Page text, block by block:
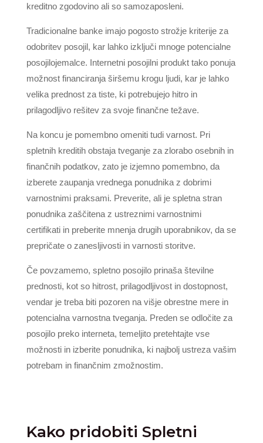
kreditno zgodovino ali so samozaposleni.
Tradicionalne banke imajo pogosto strožje kriterije za
odobritev posojil, kar lahko izključi mnoge potencialne
posojilojemalce. Internetni posojilni produkt tako ponuja
možnost financiranja širšemu krogu ljudi, kar je lahko
velika prednost za tiste, ki potrebujejo hitro in
prilagodljivo rešitev za svoje finančne težave.
Na koncu je pomembno omeniti tudi varnost. Pri
spletnih kreditih obstaja tveganje za zlorabo osebnih in
finančnih podatkov, zato je izjemno pomembno, da
izberete zaupanja vrednega ponudnika z dobrimi
varnostnimi praksami. Preverite, ali je spletna stran
ponudnika zaščitena z ustreznimi varnostnimi
certifikati in preberite mnenja drugih uporabnikov, da se
prepričate o zanesljivosti in varnosti storitve.
Če povzamemo, spletno posojilo prinaša številne
prednosti, kot so hitrost, prilagodljivost in dostopnost,
vendar je treba biti pozoren na višje obrestne mere in
potencialna varnostna tveganja. Preden se odločite za
posojilo preko interneta, temeljito pretehtajte vse
možnosti in izberite ponudnika, ki najbolj ustreza vašim
potrebam in finančnim zmožnostim.
Kako pridobiti Spletni